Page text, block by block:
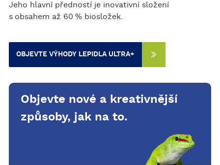
Jeho hlavní předností je inovativní složení
s obsahem až 60 % biosložek.
OBJEVTE VÝHODY LEPIDLA ULTRA+
Objevte nové a kreativnější
způsoby, jak na to.